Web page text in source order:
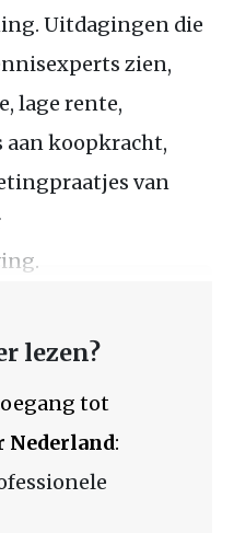
Uitdagingen die
zien,
lage rente,
aan koopkracht,
van
lezen?
tot
Nederland: